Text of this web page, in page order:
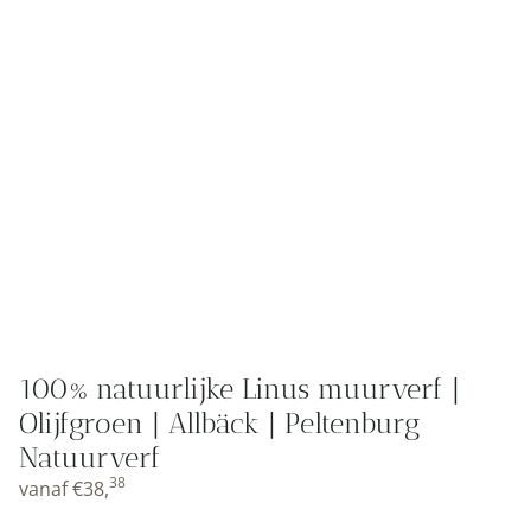
100% natuurlijke Linus muurverf |
Olijfgroen | Allbäck | Peltenburg
Natuurverf
vanaf€38,38